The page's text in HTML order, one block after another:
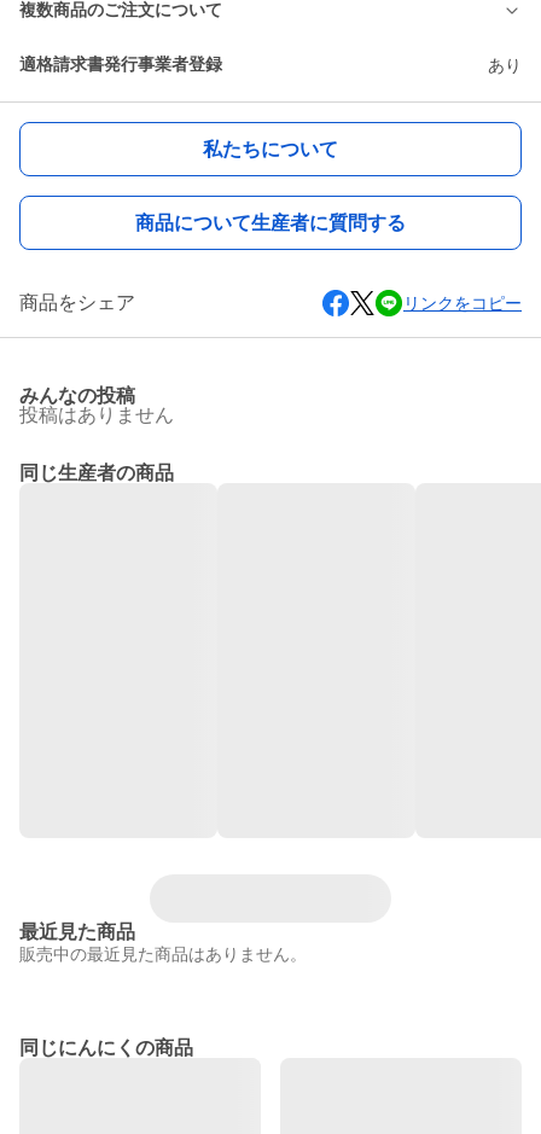
複数商品のご注文について
適格請求書発行事業者登録 あり
私たちについて
商品について生産者に質問する
商品をシェア リンクをコピー
みんなの投稿
投稿はありません
同じ生産者の商品
最近見た商品
販売中の最近見た商品はありません。
同じにんにくの商品